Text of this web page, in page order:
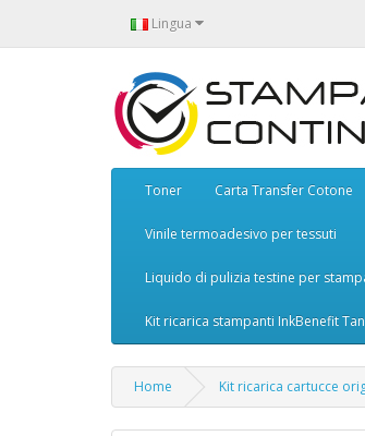
Lingua
Toner Carta Transfer Cotone
Vinile termoadesivo per tessuti
Liquido di pulizia testine per
Kit ricarica stampanti InkBenefit
Home Kit ricarica cartucce